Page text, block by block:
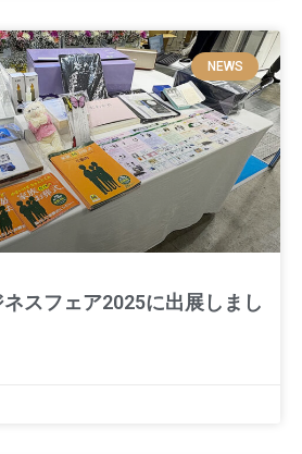
NEWS
スフェア2025に出展しまし